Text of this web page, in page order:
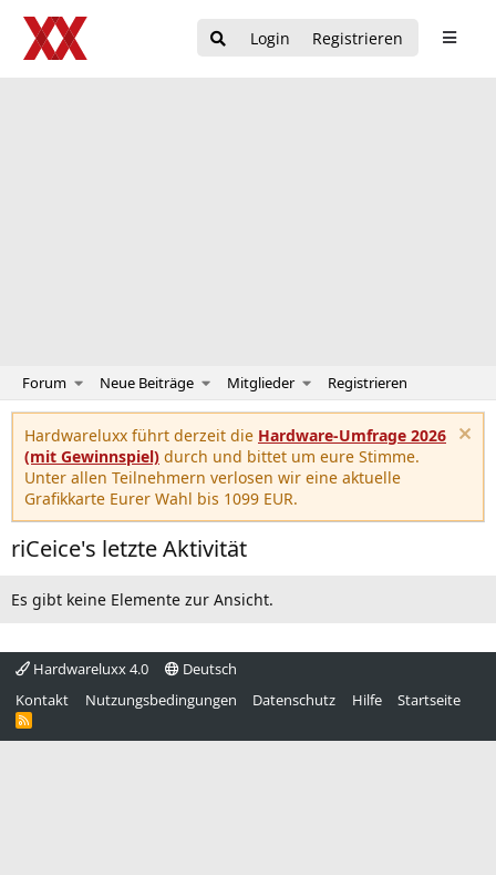
Login Registrieren
Forum Neue Beiträge Mitglieder Registrieren
Hardwareluxx führt derzeit die Hardware-Umfrage 2026
(mit Gewinnspiel) durch und bittet um eure Stimme.
Unter allen Teilnehmern verlosen wir eine aktuelle
Grafikkarte Eurer Wahl bis 1099 EUR.
riCeice's letzte Aktivität
Es gibt keine Elemente zur Ansicht.
Hardwareluxx 4.0
Deutsch
Kontakt
Nutzungsbedingungen Datenschutz Hilfe Startseite
R